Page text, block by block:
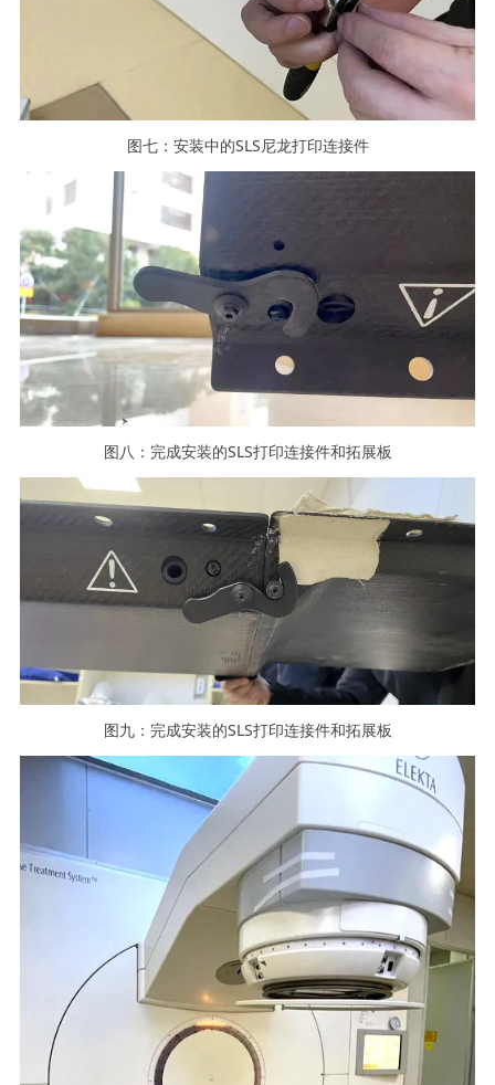
图七：安装中的SLS尼龙打印连接件
图八：完成安装的SLS打印连接件和拓展板
图九：完成安装的SLS打印连接件和拓展板